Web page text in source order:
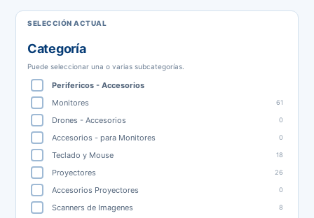
Categoría
Puede seleccionar una o varias subcategorías.
Perifericos - Accesorios
Monitores
61
Drones - Accesorios 0
Accesorios - para Monitores 0
Teclado y Mouse 18
Proyectores 26
Accesorios Proyectores 0
Scanners de Imagenes 8